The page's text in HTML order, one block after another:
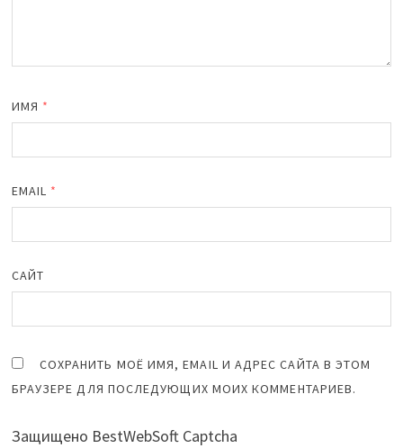
ИМЯ *
EMAIL *
САЙТ
СОХРАНИТЬ МОЁ ИМЯ, EMAIL И АДРЕС САЙТА В ЭТОМ
БРАУЗЕРЕ ДЛЯ ПОСЛЕДУЮЩИХ МОИХ КОММЕНТАРИЕВ.
Защищено BestWebSoft Captcha